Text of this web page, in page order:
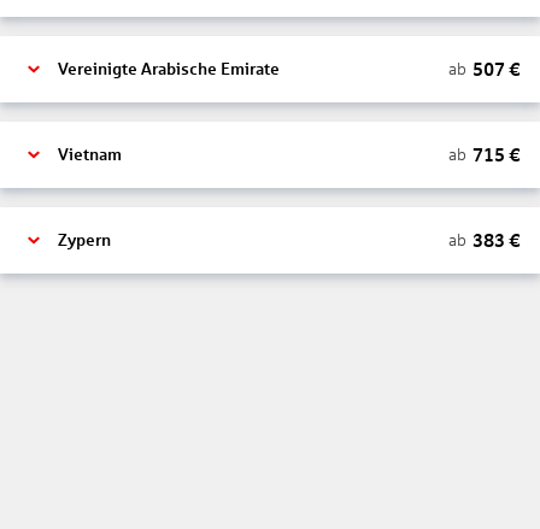
Vereinigte Arabische Emirate ab 507 €
Vietnam ab 715 €
Zypern ab 383 €